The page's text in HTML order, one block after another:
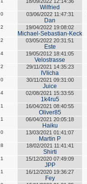
Wilfried
0 03/06/2022 11:47:31
Dan
2 19/04/2022 19:08:02
Michael-Sebastian-Keck
2 03/05/2022 20:31:51
Este
4 19/05/2012 18:41:05
Velostrasse
2 29/11/2021 14:35:23
IVIicha
0 30/11/2021 09:31:00
Juice
4 02/08/2021 15:33:55
1k4ru5
1 16/04/2021 08:40:55
Oliver85
1 06/04/2021 20:05:18
Haiku
0 13/03/2021 01:41:07
Martin P
8 18/02/2021 11:41:41
Shirti
1 15/12/2020 07:49:09
JPP
1 16/12/2020 19:36:27
Fey